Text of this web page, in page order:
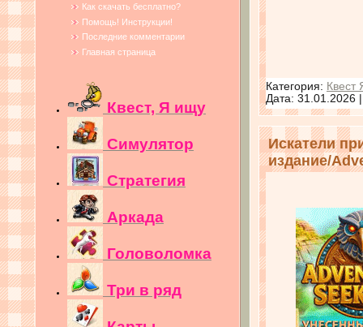
Как скачать бесплатно?
Помощь! Инструкции!
Последние комментарии
Главная страница
Квест, Я ищу
Симулятор
Стратегия
Аркада
Головоломка
Три в ряд
Категория: Квест
Дата: 31.01.2026
Искатели
издание/